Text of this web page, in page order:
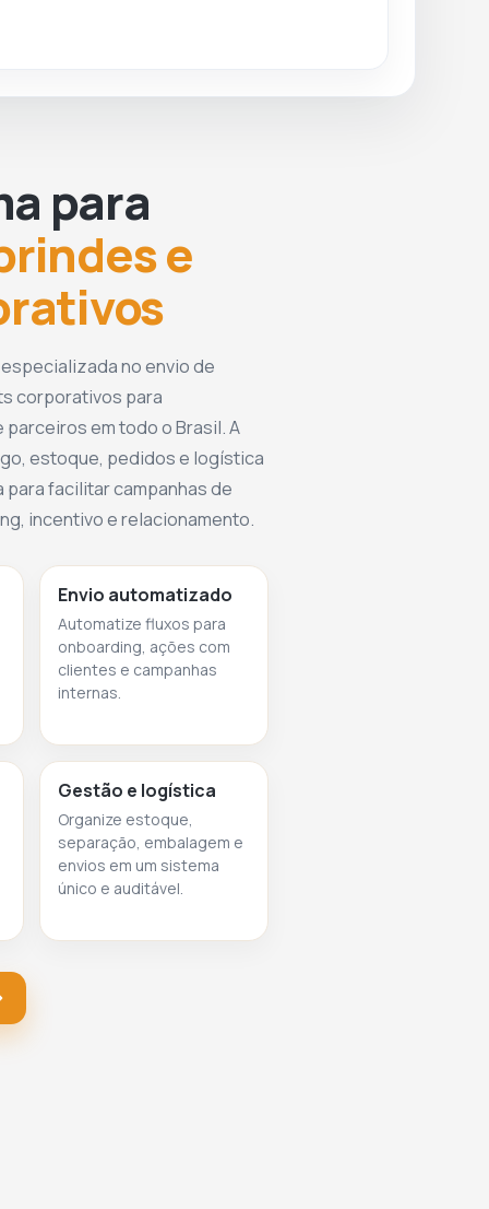
para
e
no envio de
corporativos para
em todo o Brasil. A
estoque, pedidos e logística
facilitar campanhas de
incentivo e relacionamento.
Envio automatizado
Automatize fluxos para
onboarding, ações com
clientes e campanhas
internas.
Gestão e logística
Organize estoque,
separação, embalagem e
envios em um sistema
único e auditável.